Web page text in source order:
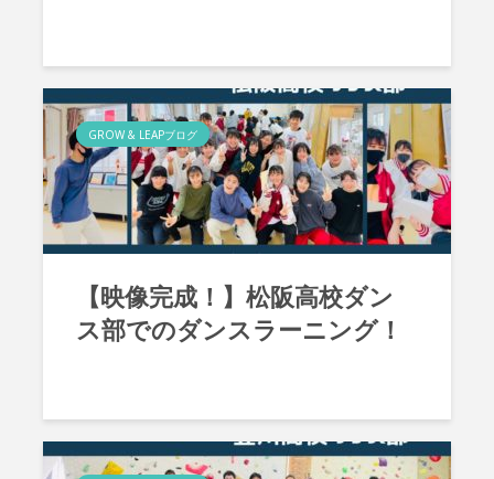
GROW & LEAPブログ
【映像完成！】松阪高校ダン
ス部でのダンスラーニング！